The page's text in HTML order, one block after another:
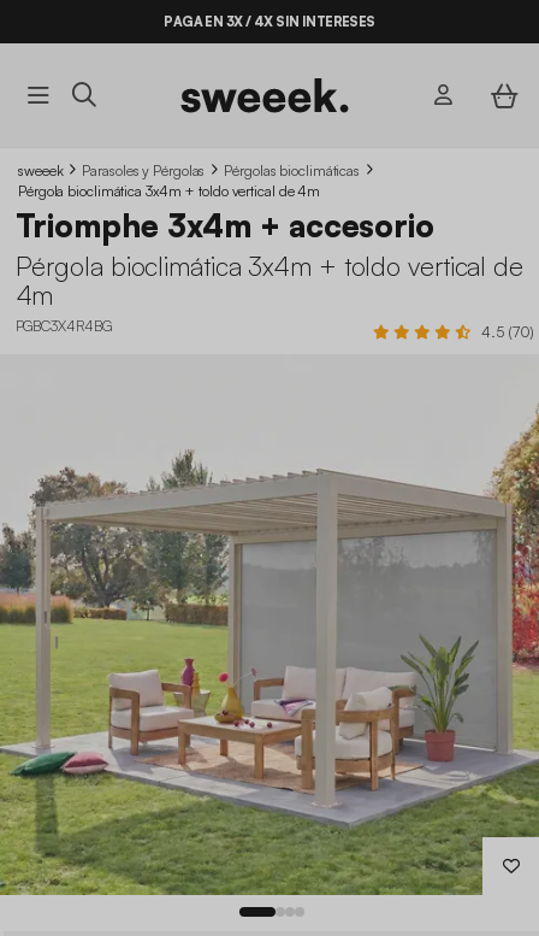
PAGA EN 3X / 4X SIN INTERESES
sweeek Parasoles y Pérgolas
Pérgolas bioclimáticas
Pérgola bioclimática 3x4m + toldo vertical de 4m
Triomphe 3x4m + accesorio
Pérgola bioclimática 3x4m + toldo vertical de
4m
PGBC3X4R4BG 4.5 (70)